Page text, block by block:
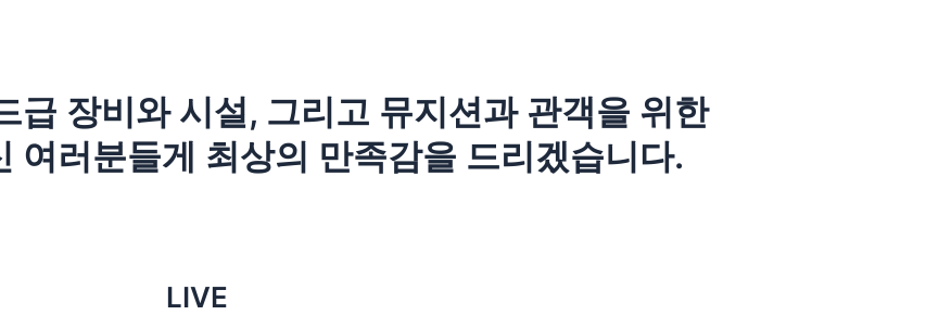
급 장비와 시설, 그리고 뮤지션과 관객을 위한
여러분들게 최상의 만족감을 드리겠습니다.
LIVE